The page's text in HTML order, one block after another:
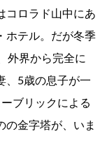
コロラド山中にあ
ホテル。だが冬季
外界から完全に
、5歳の息子が一
ブリックによる
の金字塔が、いま